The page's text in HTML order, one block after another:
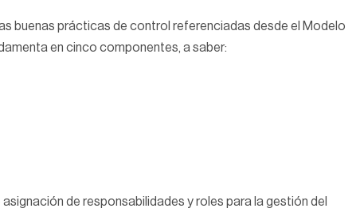
buenas prácticas de control referenciadas desde el Modelo
en cinco componentes, a saber:
de responsabilidades y roles para la gestión del